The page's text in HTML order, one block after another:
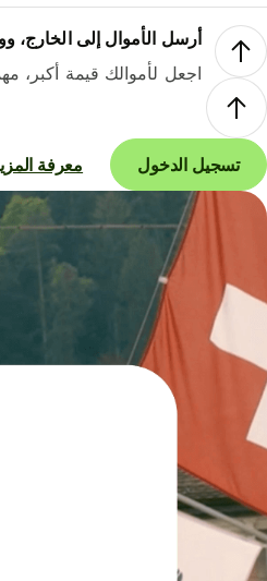
أرسل الأموال إلى الخارج،
اجعل لأموالك قيمة أكبر،
تسجيل الدخول معرفة المزيد